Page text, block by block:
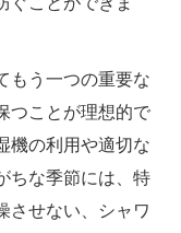
もう一つの重要な
つことが理想的で
機の利用や適切な
ちな季節には、特
させない、シャワ